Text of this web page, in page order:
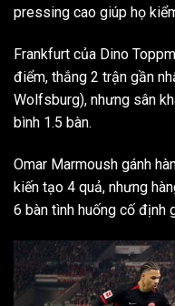
pressing cao giúp họ
Frankfurt của Dino
điểm, thắng 2 trận gần
Wolfsburg), nhưng sân
bình 1.5 bàn.
Omar Marmoush gánh
kiến tạo 4 quả, nhưng
6 bàn tình huống cố định